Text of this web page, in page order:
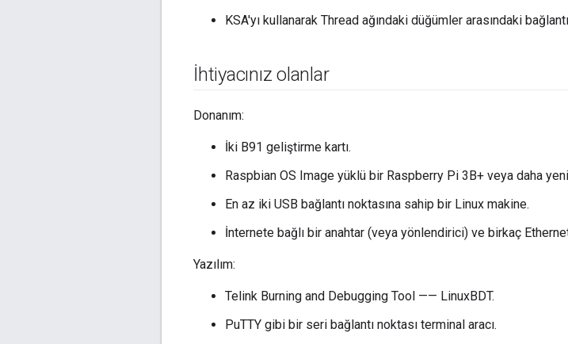
KSA'yı kullanarak Thread ağındaki düğümler arasındaki
İhtiyacınız olanlar
Donanım:
İki B91 geliştirme kartı.
Raspbian OS Image yüklü bir Raspberry Pi 3B+ veya daha
En az iki USB bağlantı noktasına sahip bir Linux makine.
İnternete bağlı bir anahtar (veya yönlendirici) ve birkaç
Yazılım:
Telink Burning and Debugging Tool —— LinuxBDT.
PuTTY gibi bir seri bağlantı noktası terminal aracı.